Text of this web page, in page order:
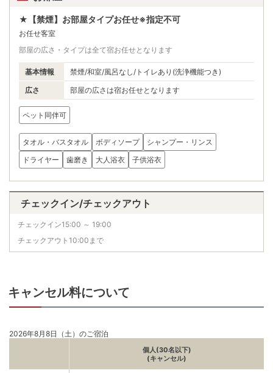
★【禁煙】お部屋タイプお任せ※指定不可
お任せ客室
部屋の広さ・タイプは全て宿お任せとなります
基本情報
禁煙/和室/風呂なし/トイレあり(洗浄機能つき)
広さ
部屋の広さは宿お任せとなります
ペット同伴可
タオル・バスタオル ボディソープ
シャンプー・リンス
ドライヤー
歯磨き 大人浴衣 子供浴衣
チェックイン/チェックアウト
チェックイン15:00 ～ 19:00
チェックアウト10:00まで
キャンセル料について
2026年8月8日（土）のご宿泊
個人(30名以下)
(キャンセル)